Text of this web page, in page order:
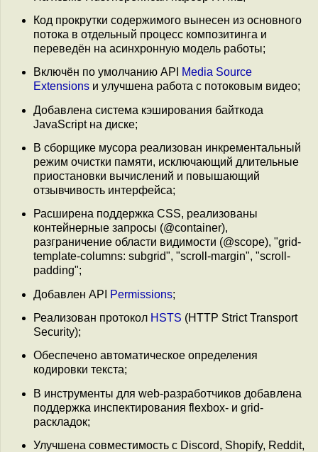
Код прокрутки содержимого вынесен из основного
потока в отдельный процесс композитинга и
переведён на асинхронную модель работы;
Включён по умолчанию API
Media Source
Extensions и улучшена работа с потоковым видео;
Добавлена система кэширования байткода
JavaScript на диске;
В сборщике мусора реализован инкрементальный
режим очистки памяти, исключающий длительные
приостановки вычислений и повышающий
отзывчивость интерфейса;
Расширена поддержка CSS, реализованы
контейнерные запросы (@container),
разграничение области видимости (@scope), "grid-
template-columns: subgrid", "scroll-margin", "scroll-
padding";
Добавлен API
Permissions;
Реализован протокол HSTS (HTTP Strict Transport
Security);
Обеспечено автоматическое определения
кодировки текста;
В инструменты для web-разработчиков добавлена
поддержка инспектирования flexbox- и grid-
раскладок;
Улучшена совместимость с Discord, Shopify, Reddit,